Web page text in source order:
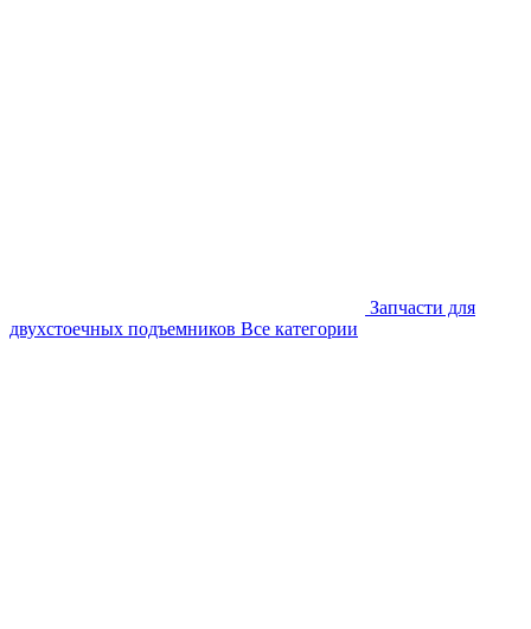
Запчасти для
двухстоечных подъемников Все категории